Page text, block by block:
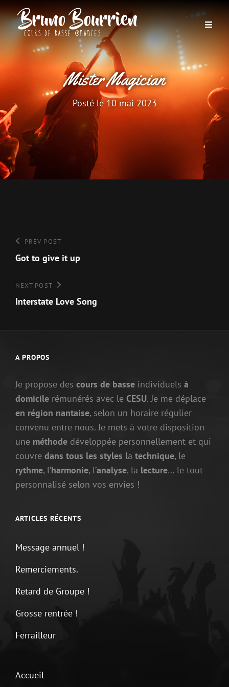
Mister Magician
Posté le10 mai 2023
Navigation
de
l’article
Previous
Post
PREV POST
Got to give it up
Next
Post
NEXT POST
Interstate Love Song
A PROPOS
Je propose des cours de basse individuels à
domicile rémunérés avec le CESU. Je me déplace
en région nantaise, selon un horaire régulier
convenu entre nous. Je mets à votre disposition
une méthode développée personnellement et qui
couvre dans tous les styles la technique, le
rythme, l’harmonie, l’analyse, la lecture… le tout
personnalisé selon vos envies !
ARTICLES RÉCENTS
Message annuel !
Remerciements.
Retard de Groupe !
Grosse rentrée !
Ferrailleur
Accueil